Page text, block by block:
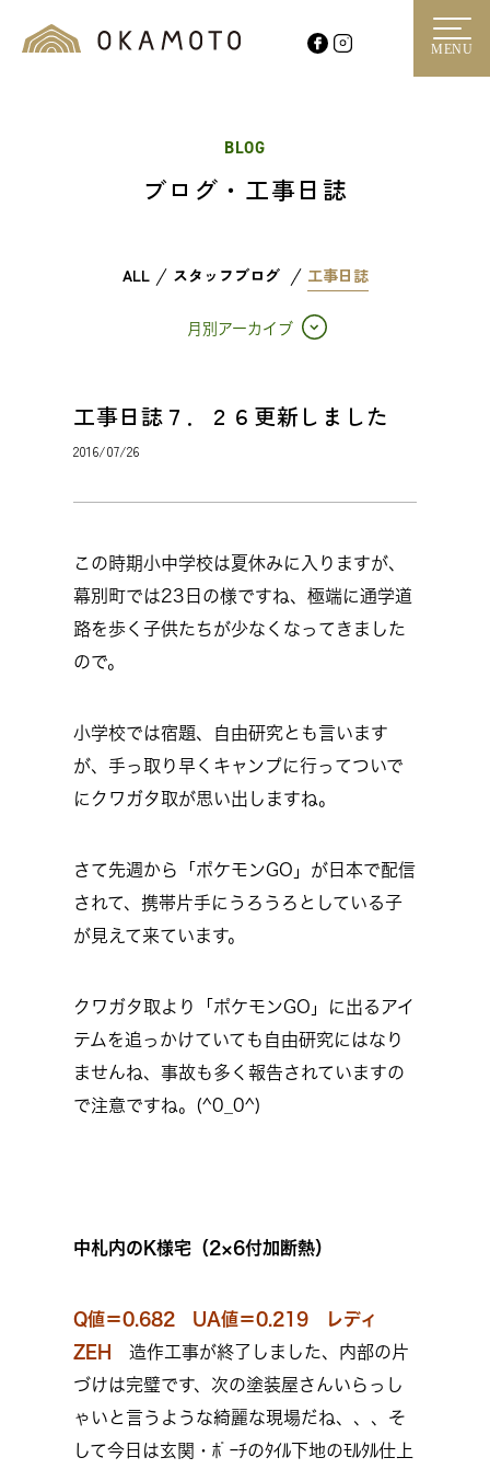
MENU
BLOG
ブログ・工事日誌
ALL スタッフブログ 工事日誌
月別アーカイブ
工事日誌７．２６更新しました
2016/07/26
この時期小中学校は夏休みに入りますが、
幕別町では23日の様ですね、極端に通学道
路を歩く子供たちが少なくなってきました
ので。
小学校では宿題、自由研究とも言います
が、手っ取り早くキャンプに行ってついで
にクワガタ取が思い出しますね。
さて先週から「ポケモンGO」が日本で配信
されて、携帯片手にうろうろとしている子
が見えて来ています。
クワガタ取より「ポケモンGO」に出るアイ
テムを追っかけていても自由研究にはなり
ませんね、事故も多く報告されていますの
で注意ですね。(^0_0^)
中札内のK様宅（2×6付加断熱）
Q値＝0.682 UA値＝0.219
レディ
ZEH
造作工事が終了しました、内部の片
づけは完璧です、次の塗装屋さんいらっし
ゃいと言うような綺麗な現場だね、、、そ
して今日は玄関・ﾎﾟｰﾁのﾀｲﾙ下地のﾓﾙﾀﾙ仕上